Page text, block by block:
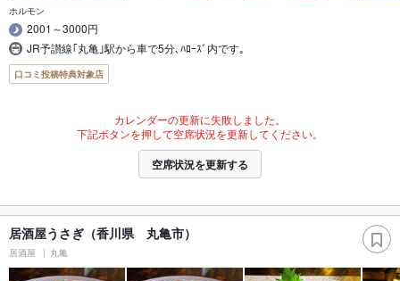
ホルモン
2001～3000円
JR予讃線｢丸亀｣駅から車で5分､ﾊﾛｰｽﾞ内です｡
口コミ投稿特典対象店
カレンダーの更新に失敗しました。
下記ボタンを押して空席状況を更新してください。
空席状況を更新する
居酒屋うさぎ（香川県 丸亀市）
居酒屋 丸亀